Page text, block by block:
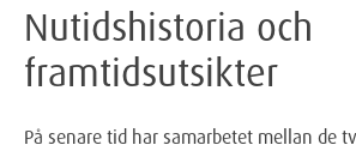
Nutidshistoria och
framtidsutsikter
På senare tid har samarbetet mellan de